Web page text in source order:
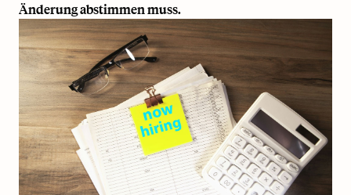
Änderung abstimmen muss.